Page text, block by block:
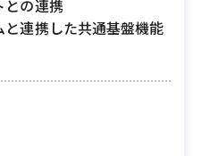
との連携
連携した共通基盤機能